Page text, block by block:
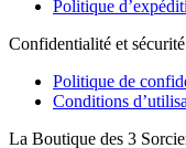
Politique
Confidentialité et sécurité
Politique de
Conditions
La Boutique des 3